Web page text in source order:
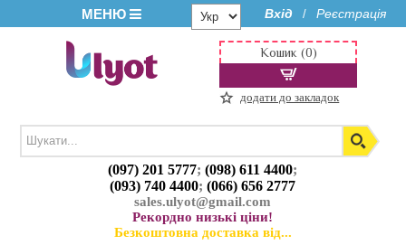
МЕНЮ Вхід / Реєстрація
(097) 201 5777;(098) 611 4400;
(093) 740 4400;(066) 656 2777
sales.ulyot@gmail.com
Рекордно низькі ціни!
Безкоштовна доставка від...
Кошик (0)
додати до закладок